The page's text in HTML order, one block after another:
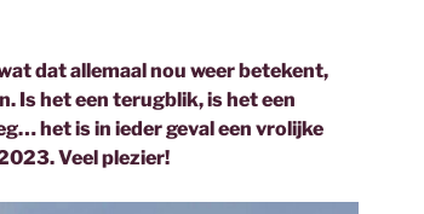
dat allemaal nou weer betekent,
Is het een terugblik, is het een
het is in ieder geval een vrolijke
Veel plezier!